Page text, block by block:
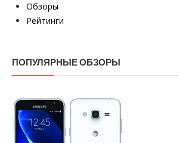
Обзоры
Рейтинги
ПОПУЛЯРНЫЕ ОБЗОРЫ